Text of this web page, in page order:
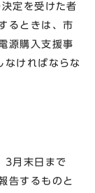
定を受けた者
るときは、市
源購入支援事
なければならな
3月末日まで
告するものと